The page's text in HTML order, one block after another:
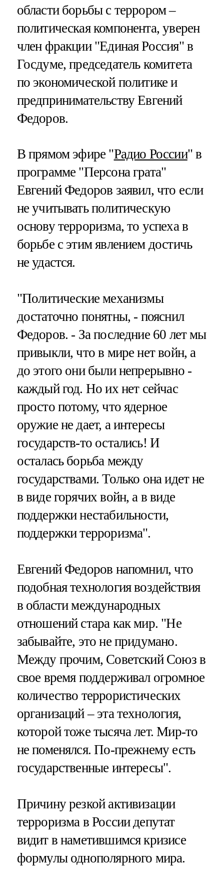
области борьбы с террором –
политическая компонента, уверен
член фракции "Единая Россия" в
Госдуме, председатель комитета
по экономической политике и
предпринимательству Евгений
Федоров.
В прямом эфире "Радио России" в
программе "Персона грата"
Евгений Федоров заявил, что если
не учитывать политическую
основу терроризма, то успеха в
борьбе с этим явлением достичь
не удастся.
"Политические механизмы
достаточно понятны, - пояснил
Федоров. - За последние 60 лет мы
привыкли, что в мире нет войн, а
до этого они были непрерывно -
каждый год. Но их нет сейчас
просто потому, что ядерное
оружие не дает, а интересы
государств-то остались! И
осталась борьба между
государствами. Только она идет не
в виде горячих войн, а в виде
поддержки нестабильности,
поддержки терроризма".
Евгений Федоров напомнил, что
подобная технология воздействия
в области международных
отношений стара как мир. "Не
забывайте, это не придумано.
Между прочим, Советский Союз в
свое время поддерживал огромное
количество террористических
организаций – эта технология,
которой тоже тысяча лет. Мир-то
не поменялся. По-прежнему есть
государственные интересы".
Причину резкой активизации
терроризма в России депутат
видит в наметившимся кризисе
формулы однополярного мира.